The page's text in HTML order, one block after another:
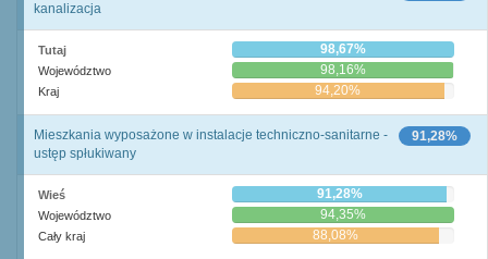
kanalizacja
Tutaj 98,67%
Województwo 98,16%
Kraj 94,20%
91,28%
Mieszkania wyposażone w instalacje techniczno-sanitarne -
ustęp spłukiwany
Wieś 91,28%
Województwo 94,35%
Cały kraj 88,08%